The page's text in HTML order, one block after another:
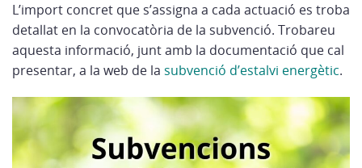
L’import concret que s’assigna a cada actuació es troba
detallat en la convocatòria de la subvenció. Trobareu
aquesta informació, junt amb la documentació que cal
presentar, a la web de la subvenció d’estalvi energètic.